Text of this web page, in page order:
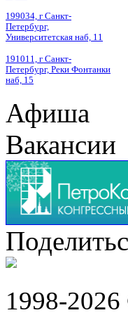
199034, г Санкт-
Петербург,
Университетская наб, 11
191011, г Санкт-
Петербург, Реки Фонтанки
наб, 15
Афиша
Вакансии
1998-